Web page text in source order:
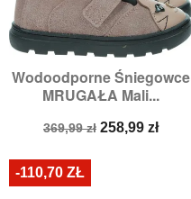
Wodoodporne Śniegowce
MRUGAŁA Mali...
Cena
369,99 zł Cena
258,99 zł
-110,70 ZŁ